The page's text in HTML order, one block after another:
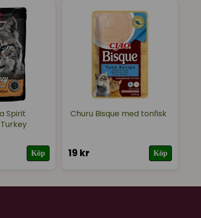
Spirit
Köp
Churu Bisque med tonfisk
19 kr Köp